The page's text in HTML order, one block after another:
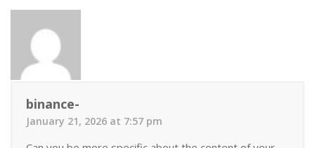
binance-
January 21, 2026 at 7:57 pm